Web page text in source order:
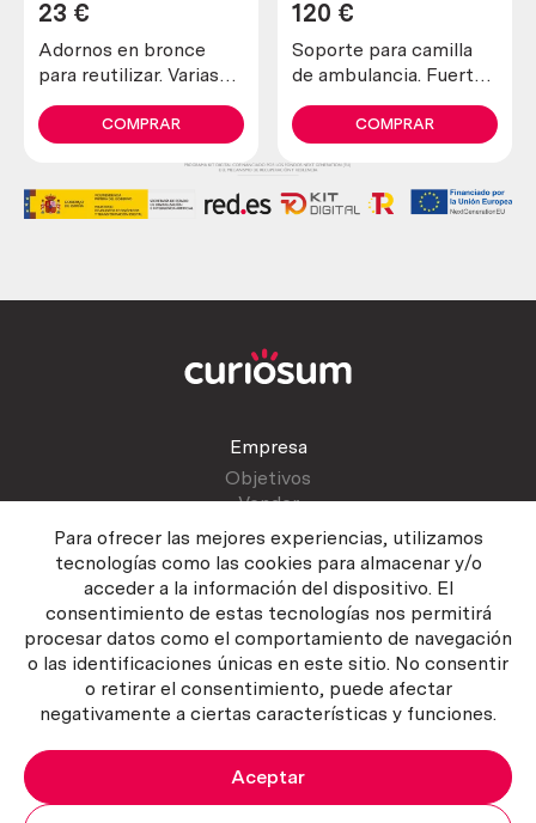
Para ofrecer las mejores experiencias, utilizamos
tecnologías como las cookies para almacenar y/o
acceder a la información del dispositivo. El
consentimiento de estas tecnologías nos permitirá
procesar datos como el comportamiento de navegación
o las identificaciones únicas en este sitio. No consentir
o retirar el consentimiento, puede afectar
negativamente a ciertas características y funciones.
Aceptar
Adornos en bronce
para reutilizar. Varias
23 €
COMPRAR
Soporte para camilla
de ambulancia. Fuerte
120 €
COMPRAR
Empresa
Objetivos
Vender
Atención al cliente
Contactar
Manual del vendedor
Política del servicio
Política de Cookies